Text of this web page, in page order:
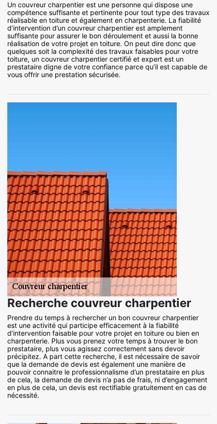
Un couvreur charpentier est une personne qui dispose une
compétence suffisante et pertinente pour tout type des travaux
réalisable en toiture et également en charpenterie. La fiabilité
d’intervention d’un couvreur charpentier est amplement
suffisante pour assurer le bon déroulement et aussi la bonne
réalisation de votre projet en toiture. On peut dire donc que
quelques soit la complexité des travaux faisables pour votre
toiture, un couvreur charpentier certifié et expert est un
prestataire digne de votre confiance parce qu’il est capable de
vous offrir une prestation sécurisée.
Recherche couvreur charpentier
Prendre du temps à rechercher un bon couvreur charpentier
est une activité qui participe efficacement à la fiabilité
d’intervention faisable pour votre projet en toiture ou bien en
charpenterie. Plus vous prenez votre temps à trouver le bon
prestataire, plus vous agissez correctement sans devoir
précipitez. A part cette recherche, il est nécessaire de savoir
que la demande de devis est également une manière de
pouvoir connaitre le professionnalisme d’un prestataire en plus
de cela, la demande de devis n’a pas de frais, ni d’engagement
en plus de cela, un devis est rectifiable gratuitement en cas de
nécessité.